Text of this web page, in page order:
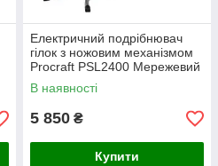
Електричний подрібнювач
гілок з ножовим механізмом
Procraft PSL2400 Мережевий
подовжувач 20 М
В наявності
5 850 ₴
Купити